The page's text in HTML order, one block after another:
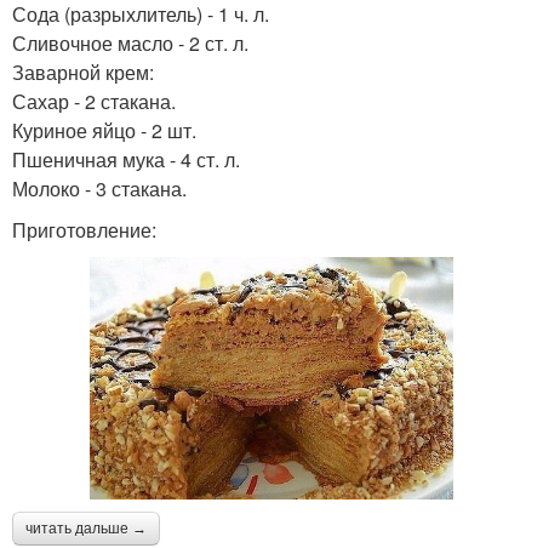
Сода (разрыхлитель) - 1 ч. л.
Сливочное масло - 2 ст. л.
Заварной крем:
Сахар - 2 стакана.
Куриное яйцо - 2 шт.
Пшеничная мука - 4 ст. л.
Молоко - 3 стакана.
Приготовление:
читать дальше →